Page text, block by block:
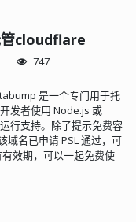
管cloudflare
747
是一个专门用于托
发者使用 Node.js 或
行支持。除了提示免费容
域名已申请 PSL 通过，可
效期，可以一起免费使